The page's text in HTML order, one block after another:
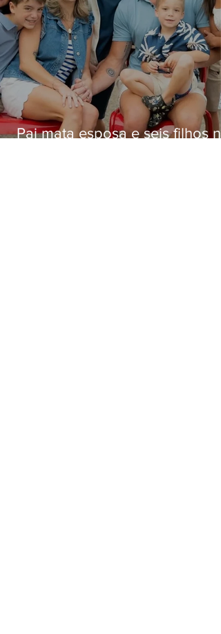
Pai mata esposa e seis filhos